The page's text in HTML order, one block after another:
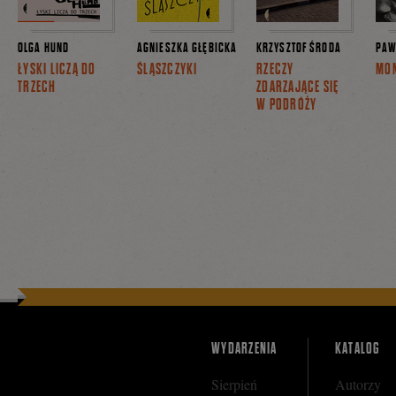
OLGA HUND
ŁYSKI LICZĄ DO
TRZECH
AGNIESZKA GŁĘBICKA
ŚLĄSZCZYKI
KRZYSZTOF ŚRODA
RZECZY
ZDARZAJĄCE SIĘ
W PODRÓŻY
WYDARZENIA
Sierpień
KATALOG
Autorzy